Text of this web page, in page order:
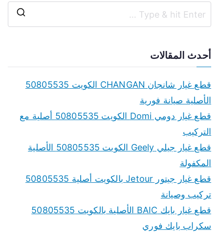
r
أحدث المقالات
قطع غيار شانجان CHANGAN الكويت 50805535
الأصلية صيانة فورية
قطع غيار دومي Domi الكويت 50805535 أصلية مع
التركيب
قطع غيار جيلي Geely الكويت 50805535 الأصلية
المكفولة
قطع غيار جيتور Jetour بالكويت أصلية 50805535
تركيب وصيانة
قطع غيار بايك BAIC الأصلية بالكويت 50805535
سكراب بايك فوري